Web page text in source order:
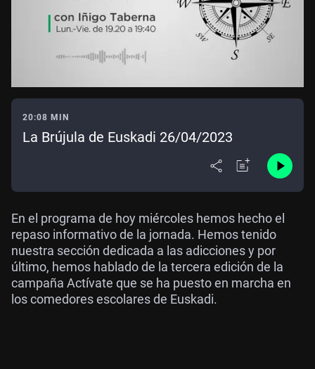
20:08 MIN
La Brújula de Euskadi 26/04/2023
En el programa de hoy miércoles hemos hecho el
repaso informativo de la jornada. Hemos tenido
nuestra sección dedicada a las adicciones y por
último, hemos hablado de la tercera edición de la
campaña Actívate que se ha puesto en marcha en
los comedores escolares de Euskadi.